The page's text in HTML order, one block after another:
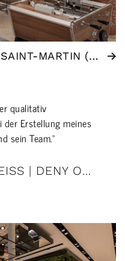
MARTIN (FR)
qualitativ
Erstellung meines
sein Team.“
JEAN BAPTISTE DEISS | DENY OPTIK